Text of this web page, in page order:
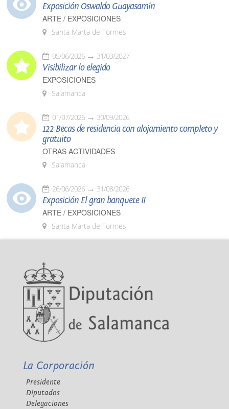
Exposición Oswaldo Guayasamín
ARTE / EXPOSICIONES
Santa Marta de Tormes
05/06/2026 31/03/2027
Visibilizar lo elegido
EXPOSICIONES
Salamanca
01/07/2026 30/09/2026
122 Becas de residencia con alojamiento completo y
gratuito
OTRAS ACTIVIDADES
Salamanca
26/06/2026 31/08/2026
Exposición El gran banquete II
ARTE / EXPOSICIONES
Santa Marta de Tormes
La Corporación
Presidente
Diputados
Delegaciones